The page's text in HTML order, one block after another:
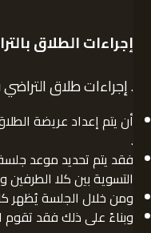
إجراءات الطلاق
. إجراءات طلاق
أن يتم إعداد عريضة
.
فقد يتم تحديد موعد
التسوية بين كلا الطرفين
ومن خلال الجلسة يُظهر
وبناءً على ذلك فقد تقوم